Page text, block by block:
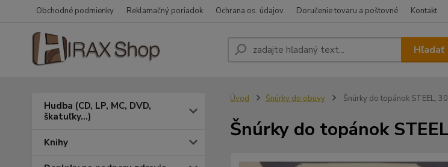
Obchodné podmienky Reklamačný poriadok Ochrana os. údajov Doručenie tovaru a poštovné Kontakt
Hľadať
Hudba (CD, LP, MC, DVD,
škatuľky...)
Knihy
Úvod Šnúrky do obuvy Šnúrky do topánok STEEL,
Šnúrky do topánok